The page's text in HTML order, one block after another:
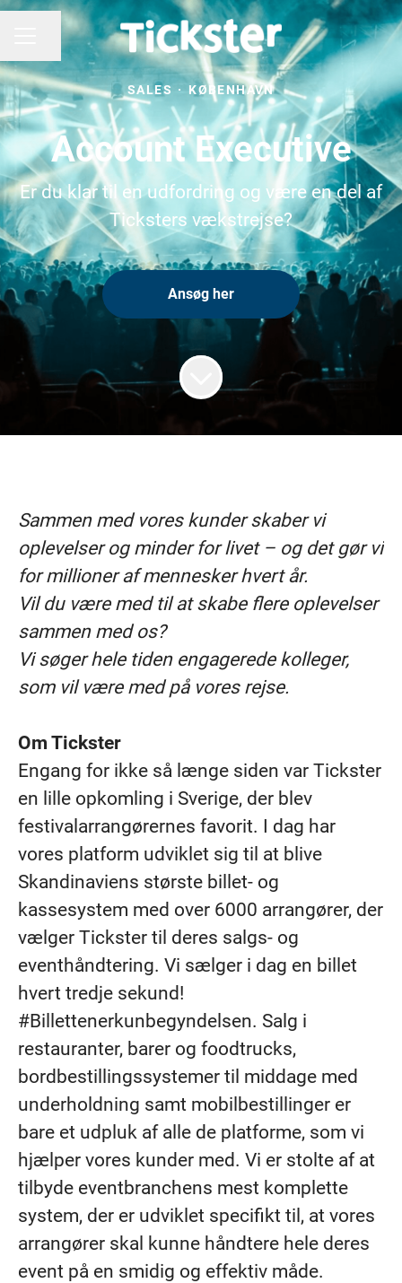
KARRIEREMENU
Del side
SALES · KØBENHAVN
Account Executive
Er du klar til en udfordring og være en del af
Ticksters vækstrejse?
Ansøg her
Sammen med vores kunder skaber vi
oplevelser og minder for livet – og det gør vi
for millioner af mennesker hvert år.
Vil du være med til at skabe flere oplevelser
sammen med os?
Vi søger hele tiden engagerede kolleger,
som vil være med på vores rejse.
Om Tickster
Engang for ikke så længe siden var Tickster
en lille opkomling i Sverige, der blev
festivalarrangørernes favorit. I dag har
vores platform udviklet sig til at blive
Skandinaviens største billet- og
kassesystem med over 6000 arrangører, der
vælger Tickster til deres salgs- og
eventhåndtering. Vi sælger i dag en billet
hvert tredje sekund!
#Billettenerkunbegyndelsen. Salg i
restauranter, barer og foodtrucks,
bordbestillingssystemer til middage med
underholdning samt mobilbestillinger er
bare et udpluk af alle de platforme, som vi
hjælper vores kunder med. Vi er stolte af at
tilbyde eventbranchens mest komplette
system, der er udviklet specifikt til, at vores
arrangører skal kunne håndtere hele deres
event på en smidig og effektiv måde.